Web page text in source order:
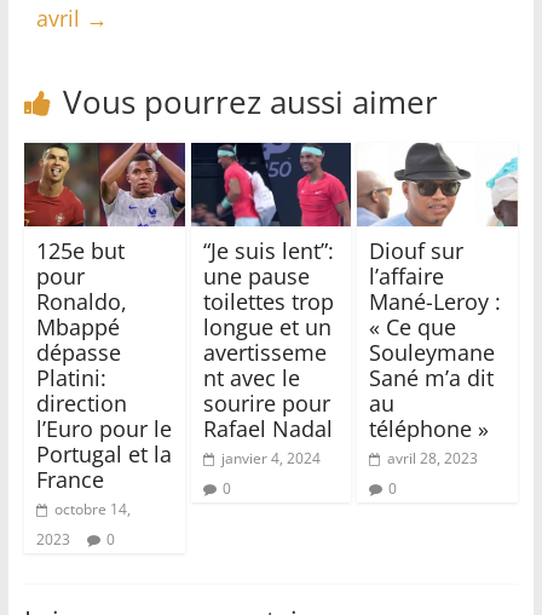
avril →
Vous pourrez aussi aimer
125e but
pour
Ronaldo,
Mbappé
dépasse
Platini:
direction
l’Euro pour le
Portugal et la
France
octobre 14,
2023
0
“Je suis lent”:
une pause
toilettes trop
longue et un
avertisseme
nt avec le
sourire pour
Rafael Nadal
janvier 4, 2024
0
Diouf sur
l’affaire
Mané-Leroy :
« Ce que
Souleymane
Sané m’a dit
au
téléphone »
avril 28, 2023
0